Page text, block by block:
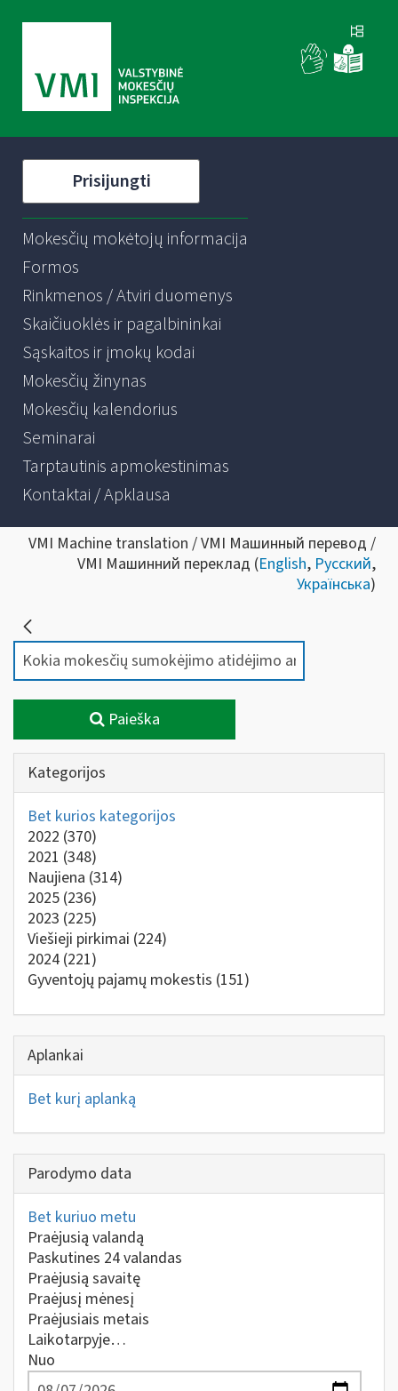
Prisijungti
Mokesčių mokėtojų informacija
Formos
Rinkmenos / Atviri duomenys
Skaičiuoklės ir pagalbininkai
Sąskaitos ir įmokų kodai
Mokesčių žinynas
Mokesčių kalendorius
Seminarai
Tarptautinis apmokestinimas
Kontaktai / Apklausa
VMI Machine translation / VMI Машинный перевод /
VMI Машинний переклад (English, Русский,
Українська)
Paieška
Kategorijos
Bet kurios kategorijos
2022 (370)
2021 (348)
Naujiena (314)
2025 (236)
2023 (225)
Viešieji pirkimai (224)
2024 (221)
Gyventojų pajamų mokestis (151)
Aplankai
Bet kurį aplanką
Parodymo data
Bet kuriuo metu
Praėjusią valandą
Paskutines 24 valandas
Praėjusią savaitę
Praėjusį mėnesį
Praėjusiais metais
Laikotarpyje…
Nuo